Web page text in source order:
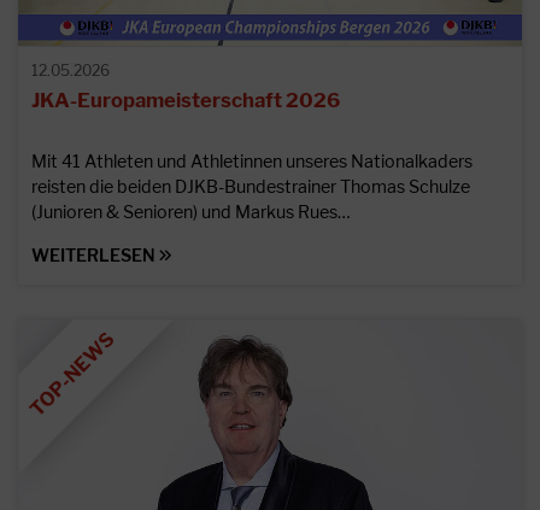
12.05.2026
JKA-Europameisterschaft 2026
Mit 41 Athleten und Athletinnen unseres Nationalkaders
reisten die beiden DJKB-Bundestrainer Thomas Schulze
(Junioren & Senioren) und Markus Rues…
WEITERLESEN